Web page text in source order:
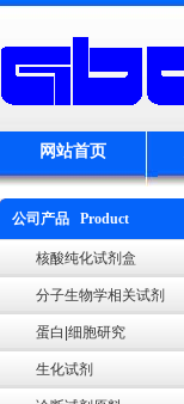
网站首页
公司产品 Product
核酸纯化试剂盒
分子生物学相关试剂
蛋白|细胞研究
生化试剂